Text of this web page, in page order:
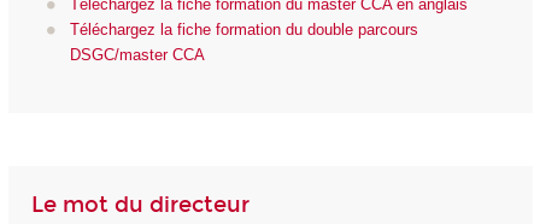
Téléchargez la fiche formation du master CCA en anglais
Téléchargez la fiche formation du double parcours
DSGC/master CCA
Le mot du directeur